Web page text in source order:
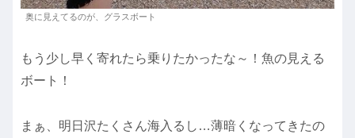
奥に見えてるのが、グラスボート
もう少し早く寄れたら乗りたかったな～！魚の見える
ボート！
まぁ、明日沢たくさん海入るし…薄暗くなってきたの